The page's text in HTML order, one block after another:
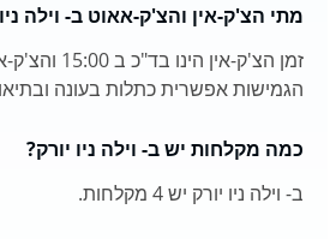
מתי הצ'ק-אין והצ'ק-אאוט ב- וילה
הגמישות אפשרית כתלות בעונה
כמה מקלחות יש ב- וילה ניו יורק?
ב- וילה ניו יורק יש 4 מקלחות.